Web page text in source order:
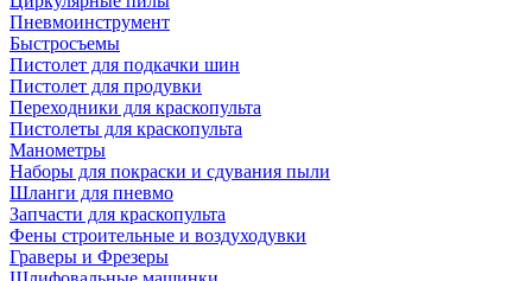
Пневмоинструмент
Быстросъемы
Пистолет для подкачки шин
Пистолет для продувки
Переходники для краскопульта
Пистолеты для краскопульта
Манометры
Наборы для покраски и сдувания пыли
Шланги для пневмо
Запчасти для краскопульта
Фены строительные и воздуходувки
Граверы и Фрезеры